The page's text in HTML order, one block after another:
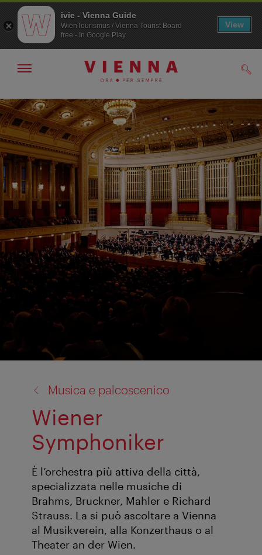
Alla
navigazione
Al
contenuto
Mostra/nascondi
Musica e palcoscenico
Wiener
Symphoniker
È l’orchestra più attiva della città,
specializzata nelle musiche di
Brahms, Bruckner, Mahler e Richard
Strauss. La si può ascoltare a Vienna
al Musikverein, alla Konzerthaus o al
Theater an der Wien.
ivie - Vienna Guide
WienTourismus / Vienna Tourist Board
free - In Google Play
View